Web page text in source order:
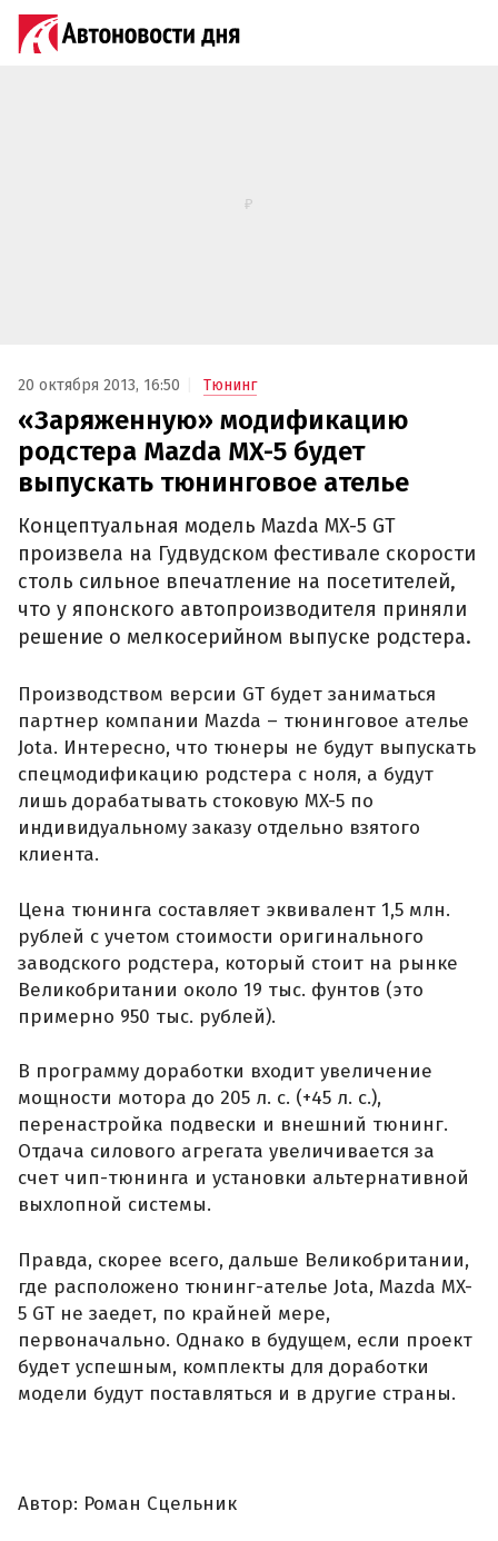
20 октября 2013, 16:50 Тюнинг
«Заряженную» модификацию
родстера Mazda MX-5 будет
выпускать тюнинговое ателье
Концептуальная модель Mazda MX-5 GT
произвела на Гудвудском фестивале скорости
столь сильное впечатление на посетителей,
что у японского автопроизводителя приняли
решение о мелкосерийном выпуске родстера.
Производством версии GT будет заниматься
партнер компании Mazda – тюнинговое ателье
Jota. Интересно, что тюнеры не будут выпускать
спецмодификацию родстера с ноля, а будут
лишь дорабатывать стоковую MX-5 по
индивидуальному заказу отдельно взятого
клиента.
Цена тюнинга составляет эквивалент 1,5 млн.
рублей с учетом стоимости оригинального
заводского родстера, который стоит на рынке
Великобритании около 19 тыс. фунтов (это
примерно 950 тыс. рублей).
В программу доработки входит увеличение
мощности мотора до 205 л. с. (+45 л. с.),
перенастройка подвески и внешний тюнинг.
Отдача силового агрегата увеличивается за
счет чип-тюнинга и установки альтернативной
выхлопной системы.
Правда, скорее всего, дальше Великобритании,
где расположено тюнинг-ателье Jota, Mazda MX-
5 GT не заедет, по крайней мере,
первоначально. Однако в будущем, если проект
будет успешным, комплекты для доработки
модели будут поставляться и в другие страны.
Автор: Роман Сцельник